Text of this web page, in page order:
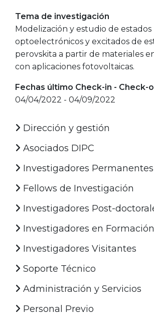
Tema de investigación
Modelización y estudio de estados
optoelectrónicos y excitados de
perovskita a partir de materiales
con aplicaciones fotovoltaicas.
Fechas último Check-in - Check-
04/04/2022 - 04/09/2022
Dirección y gestión
Asociados DIPC
Investigadores Permanentes
Fellows de Investigación
Investigadores Post-
Investigadores en Formación
Investigadores Visitantes
Soporte Técnico
Administración y Servicios
Personal Previo